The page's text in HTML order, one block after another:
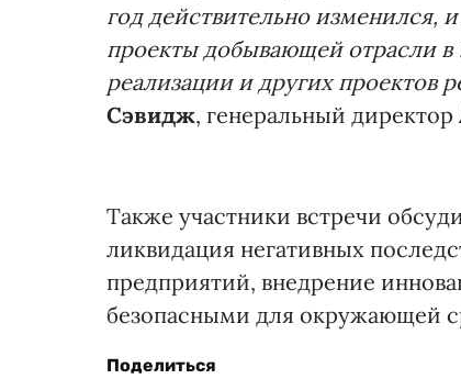
год действительно изменился,
проекты добывающей отрасли в
реализации и других проектов
Сэвидж, генеральный директор
Также участники встречи
ликвидация негативных
предприятий, внедрение
безопасными для окружающей
Поделиться